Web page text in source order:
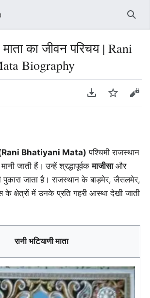
माता का जीवन परिचय | Rani
Biography
Download PDF
Watch
(Rani Bhatiyani Mata) पश्चिमी राजस्थान
जाती हैं। उन्हें श्रद्धापूर्वकमाजीसाऔर
जाता है। राजस्थान के बाड़मेर, जैसलमेर,
क्षेत्रों में उनके प्रति गहरी आस्था देखी जाती
रानी भटियाणी माता